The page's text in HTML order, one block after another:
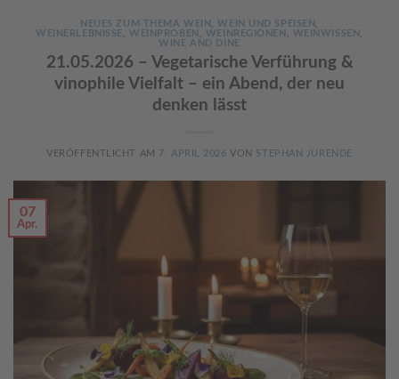
NEUES ZUM THEMA WEIN ,WEIN UND SPEISEN
WEINERLEBNISSE ,WEINPROBEN WEINREGIONEN WEINWISSEN
WINE AND DINE
21.05.2026 – Vegetarische Verführung &
vinophile Vielfalt – ein Abend, der neu
denken lässt
VERÖFFENTLICHT AM 7. APRIL 2026 VON STEPHAN JURENDE
07
Apr.